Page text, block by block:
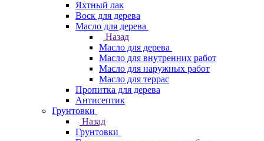
Яхтный лак
Воск для дерева
Масло для дерева
Назад
Масло для дерева
Масло для внутренних работ
Масло для наружных работ
Масло для террас
Пропитка для дерева
Антисептик
Грунтовки
Назад
Грунтовки